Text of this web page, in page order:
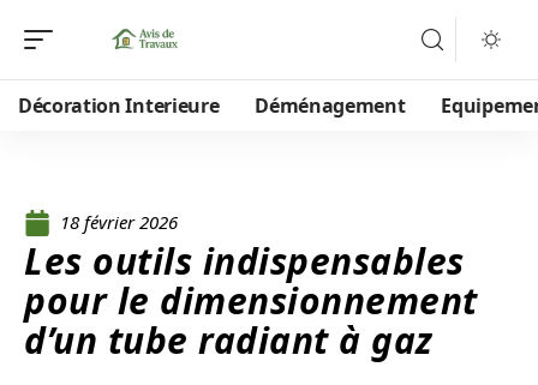
Décoration Interieure Déménagement
18 février 2026
Les outils indispensables
pour le dimensionnement
d’un tube radiant à gaz